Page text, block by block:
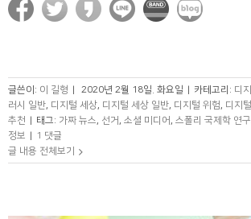
글쓴이: 이 길형 | 2020년 2월 18일. 화요일 | 카테고리: 디
러시 일반, 디지털 세상, 디지털 세상 일반, 디지털 위험, 디지
추천 | 태그: 가짜 뉴스, 선거 , 소셜 미디어 , 스폴리 국제학 연
정보 |
1 댓글
글 내용 전체보기